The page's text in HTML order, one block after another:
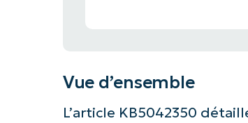
Vue d’ensemble
L’article KB5042350